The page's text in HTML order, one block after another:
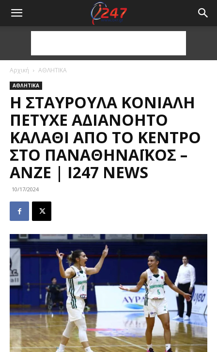
Αρχική ΑΘΛΗΤΙΚΑ
ΑΘΛΗΤΙΚΑ
Η ΣΤΑΥΡΟΎΛΑ ΚΌΝΙΑΛΗ
ΠΈΤΥΧΕ ΑΔΙΑΝΌΗΤΟ
ΚΑΛΆΘΙ ΑΠΌ ΤΟ ΚΈΝΤΡΟ
ΣΤΟ ΠΑΝΑΘΗΝΑΪΚΌΣ –
ΑΝΖΈ | I247 NEWS
10/17/2024